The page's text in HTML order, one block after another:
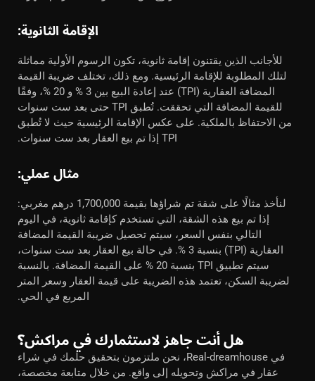
الإقامة الثانوية:
للأجانب الذين يقتنون إقامة ثانوية، تكون الرسوم الأولية مماثلة
لتلك المطلوبة للإقامة الرئيسية. ومع ذلك، تختلف ضريبة القيمة
المضافة العقارية (TPI) عند إعادة البيع بين 3 % و 20 %، وفقًا
للقيمة المضافة التي تحققت. تُطبق TPI حتى بعد ست سنوات
من الاحتفاظ بالملكية. على عكس الإقامة الرئيسية حيث لا تُطبق
TPI إذا تم بيع العقار بعد ست سنوات.
مثال عملي:
لنأخذ مثالًا على شقة تم شراؤها بقيمة 1,700,000 درهم مغربي:
إذا تم بيع هذه الشقة، التي تستخدم كإقامة ثانوية، في اليوم
التالي بنفس السعر، سيتم تحصيل ضريبة القيمة المضافة
العقارية (TPI) بنسبة 3 %. في حالة بيع العقار بعد ست سنوات،
سيتم تطبيق TPI بنسبة 20 % على القيمة المضافة. بالنسبة
لضريبة السكن، تعتمد هذه الضريبة على قيمة العقار وسعر المتر
المربع في الحي.
هل أنت جاهز لاستثمارك في مراكش؟
في Real-dreamhouse، نحن ملتزمون بتحقيق حلمك في شراء
عقار في مراكش وتحويله إلى واقع. من خلال متابعة مخصصة،